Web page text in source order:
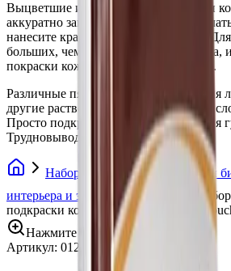
Выцветшие и потертые участки: если
аккуратно зашлифуйте её, чтобы
нанесите краску и дайте высохнуть.
больших, чем размер теннисного мяча,
покраски кожи (Leather Colourant Kit).
Различные пятна: жидкость для снятия
другие растворители иногда удаляют
Просто подкрасьте такие повреждения
Трудновыводимые пятна также м
Набор оборудования - готовый
интерьера и экстерьера
LeTech
подкраски кожи, кремовый Leather
Нажмите для увеличения
Артикул: 012847 Бренд: